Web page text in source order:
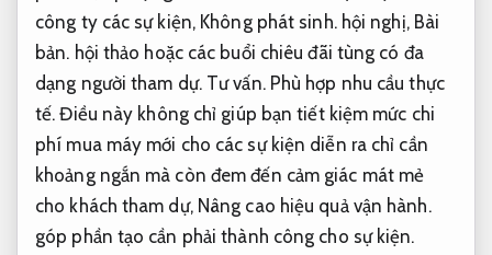
công ty các sự kiện, Không phát sinh.hội nghị, Bài
bản. hội thảo hoặc các buổi chiêu đãi tùng có đa
dạng người tham dự. Tư vấn. Phù hợp nhu cầu thực
tế. Điều này không chỉ giúp bạn tiết kiệm mức chi
phí mua máy mới cho các sự kiện diễn ra chỉ cần
khoảng ngắn mà còn đem đến cảm giác mát mẻ
cho khách tham dự, Nâng cao hiệu quả vận hành.
góp phần tạo cần phải thành công cho sự kiện.